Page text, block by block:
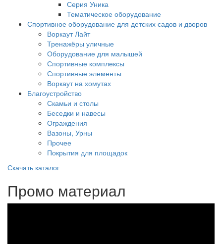
Серия Уника
Тематическое оборудование
Спортивное оборудование для детских садов и дворов
Воркаут Лайт
Тренажёры уличные
Оборудование для малышей
Спортивные комплексы
Спортивные элементы
Воркаут на хомутах
Благоустройство
Скамьи и столы
Беседки и навесы
Ограждения
Вазоны, Урны
Прочее
Покрытия для площадок
Скачать каталог
Промо материал